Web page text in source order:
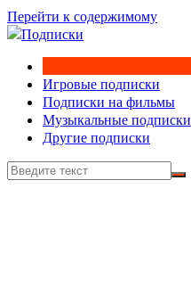
Перейти к содержимому
Игровые подписки
Подписки на фильмы
Музыкальные подписки
Другие подписки